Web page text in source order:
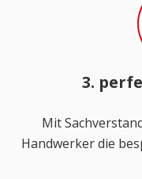
3.
Mit
Handwerker die